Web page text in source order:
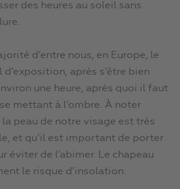
des heures au soleil sans
d’entre nous, en Europe, le
après s’être bien
une heure, après quoi il faut
mettant à l’ombre. À noter
peau de notre visage est très
et qu’il est important de porter
éviter de l’abimer. Le chapeau
le risque d’insolation.